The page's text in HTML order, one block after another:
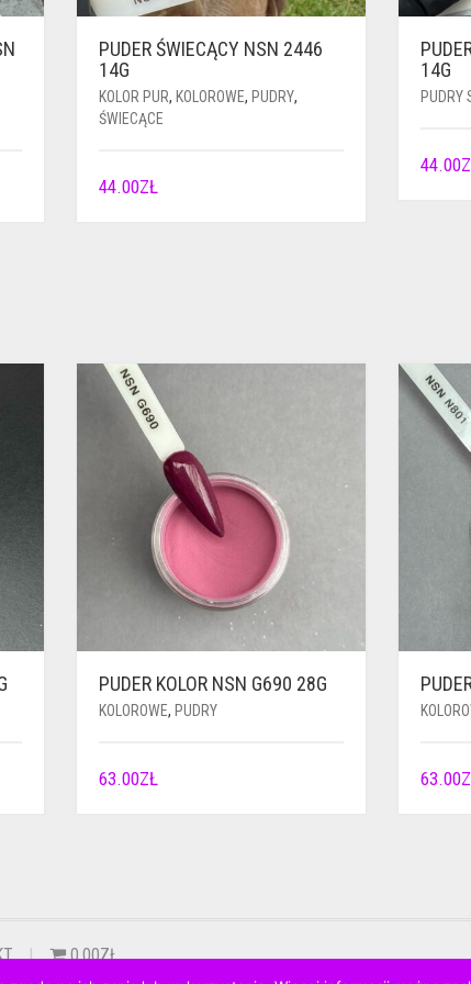
PUDER ŚWIECĄCY NSN 2446
14G
KOLOR PUR, KOLOROWE, PUDRY,
ŚWIECĄCE
44.00ZŁ
14G
PUDRY
44.00
PUDER KOLOR NSN G690 28G
KOLOROWE, PUDRY
63.00ZŁ 63.00
0.00ZŁ